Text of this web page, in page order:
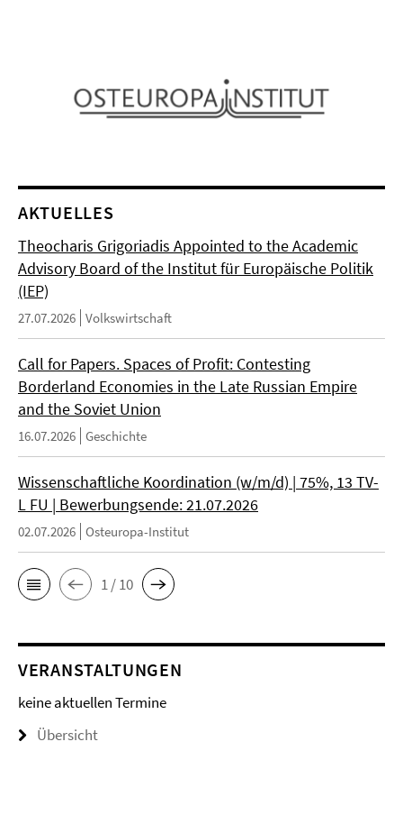
AKTUELLES
Theocharis Grigoriadis Appointed to the Academic
Advisory Board of the Institut für Europäische Politik
(IEP)
27.07.2026 Volkswirtschaft
Call for Papers. Spaces of Profit: Contesting
Borderland Economies in the Late Russian Empire
and the Soviet Union
16.07.2026 Geschichte
Wissenschaftliche Koordination (w/m/d) | 75%, 13 TV-
L FU | Bewerbungsende: 21.07.2026
02.07.2026 Osteuropa-Institut
1 / 10
VERANSTALTUNGEN
keine aktuellen Termine
Übersicht